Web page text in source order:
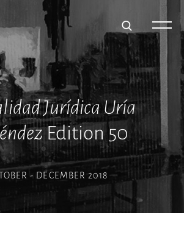
Jurídica Uría
Edition 50
- DECEMBER 2018